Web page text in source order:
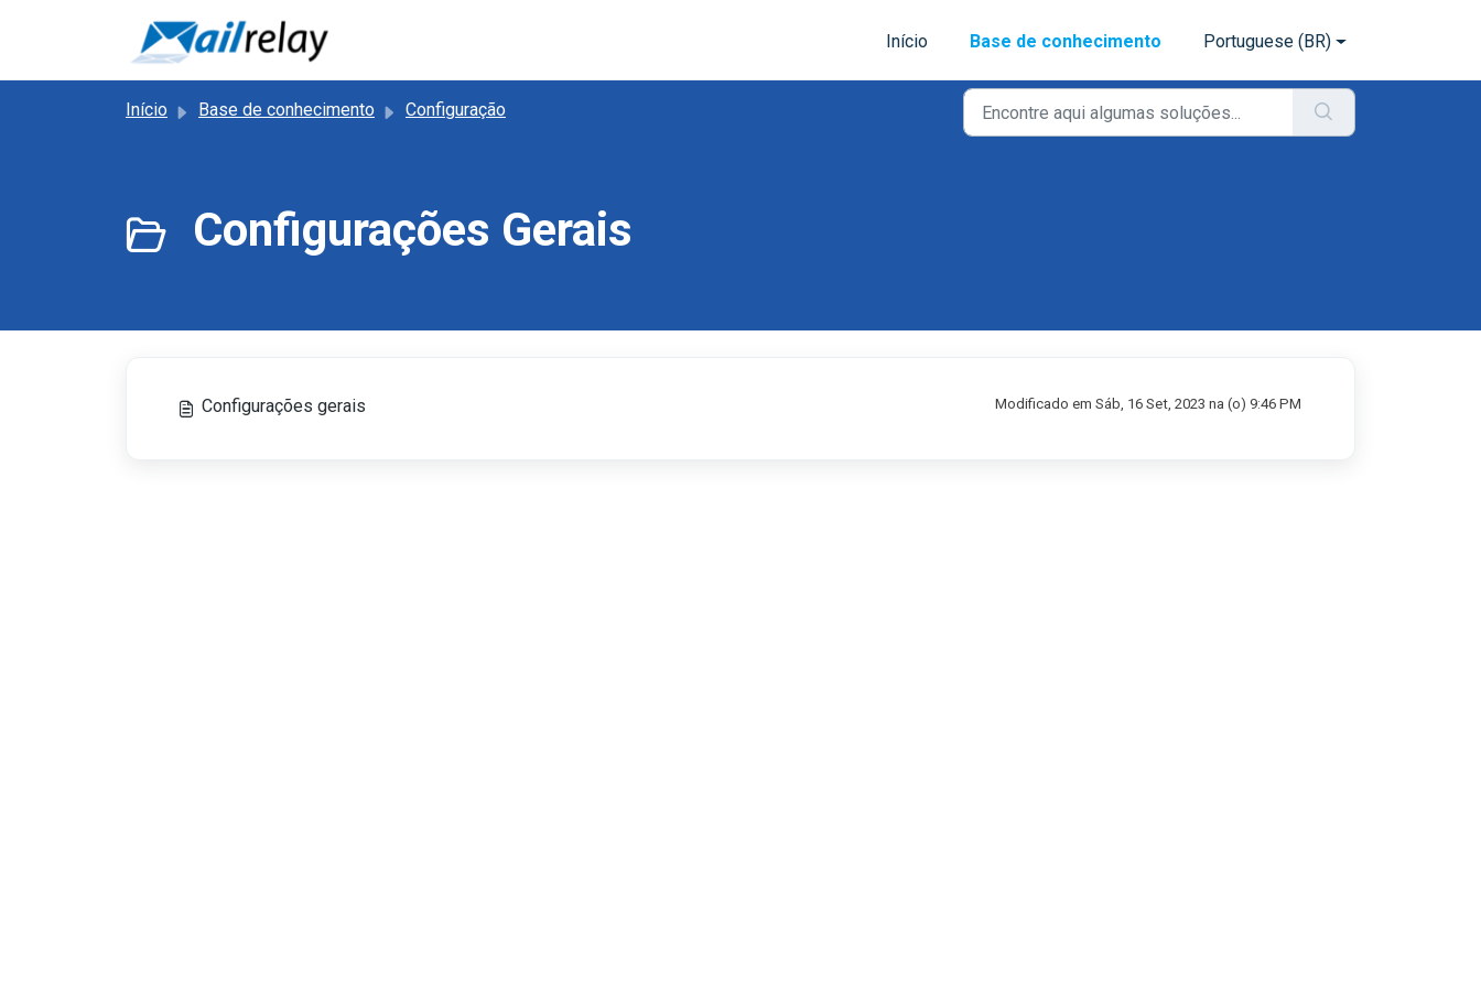
Início
Base de conhecimento Portuguese (BR)
Início Base de conhecimento Configuração
Configurações Gerais
Configurações gerais Modificado em Sáb, 16 Set, 2023 na (o) 9:46 PM